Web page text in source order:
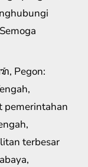
Pegon:
pemerintahan
terbesar